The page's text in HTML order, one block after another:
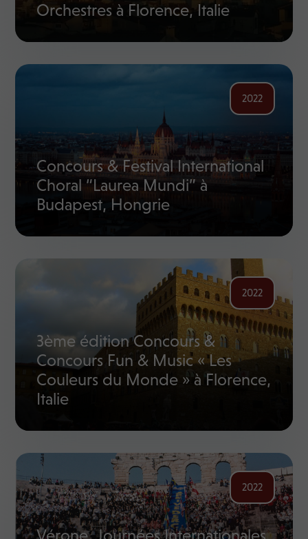
Orchestres à Florence, Italie
2022
Concours & Festival International
Choral “Laurea Mundi” à
Budapest, Hongrie
2022
3ème édition Concours &
Concours Fun & Music « Les
Couleurs du Monde » à Florence,
Italie
2022
Vérone, Journées Internationales